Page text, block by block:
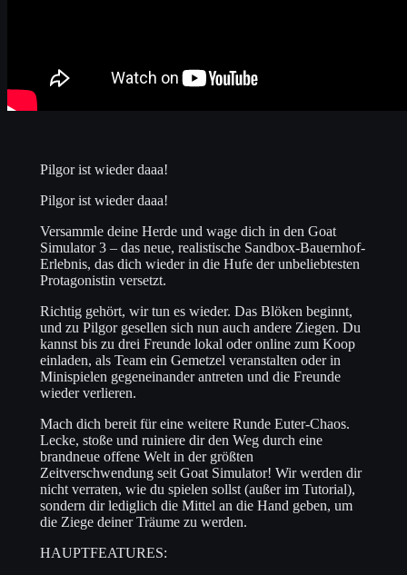
Pilgor ist wieder daaa!
Pilgor ist wieder daaa!
Versammle deine Herde und wage dich in den Goat
Simulator 3 – das neue, realistische Sandbox-Bauernhof-
Erlebnis, das dich wieder in die Hufe der unbeliebtesten
Protagonistin versetzt.
Richtig gehört, wir tun es wieder. Das Blöken beginnt,
und zu Pilgor gesellen sich nun auch andere Ziegen. Du
kannst bis zu drei Freunde lokal oder online zum Koop
einladen, als Team ein Gemetzel veranstalten oder in
Minispielen gegeneinander antreten und die Freunde
wieder verlieren.
Mach dich bereit für eine weitere Runde Euter-Chaos.
Lecke, stoße und ruiniere dir den Weg durch eine
brandneue offene Welt in der größten
Zeitverschwendung seit Goat Simulator! Wir werden dir
nicht verraten, wie du spielen sollst (außer im Tutorial),
sondern dir lediglich die Mittel an die Hand geben, um
die Ziege deiner Träume zu werden.
HAUPTFEATURES: